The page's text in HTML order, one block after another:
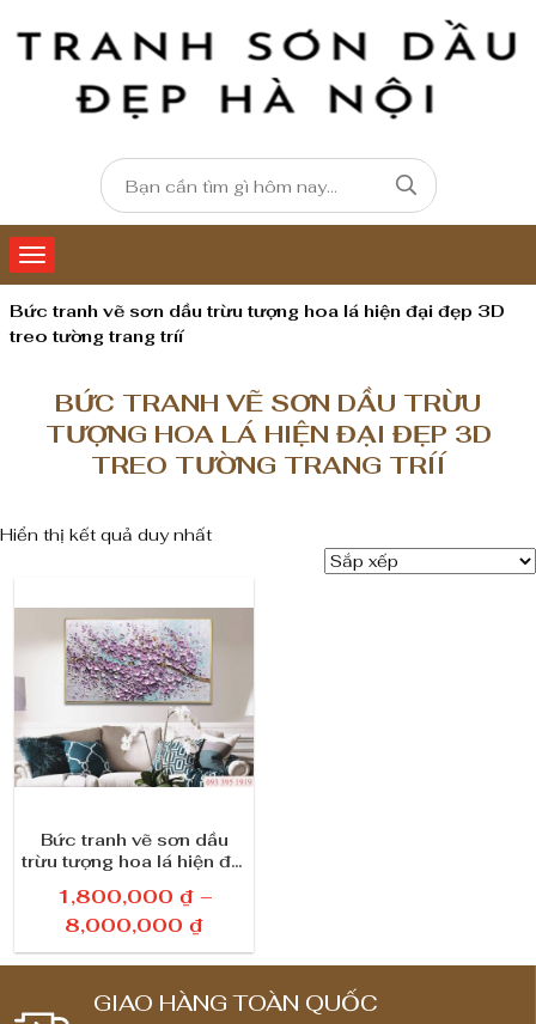
Bức tranh vẽ sơn dầu trừu tượng hoa lá hiện đại đẹp 3D
treo tường trang tríí
BỨC TRANH VẼ SƠN DẦU TRỪU
TƯỢNG HOA LÁ HIỆN ĐẠI ĐẸP 3D
TREO TƯỜNG TRANG TRÍÍ
Hiển thị kết quả duy nhất
Bức tranh vẽ sơn dầu
trừu tượng hoa lá hiện đại
trí 229
1,800,000 ₫ –
8,000,000 ₫K
h
ả
GIAO HÀNG TOÀN QUỐC